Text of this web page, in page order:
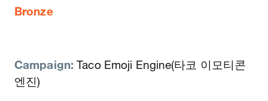
Bronze
Campaign:Taco Emoji Engine(타코 이모티콘
엔진)